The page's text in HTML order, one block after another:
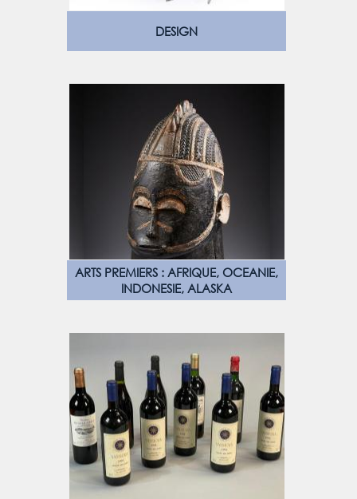
DESIGN
ARTS PREMIERS : AFRIQUE, OCEANIE,
INDONESIE, ALASKA